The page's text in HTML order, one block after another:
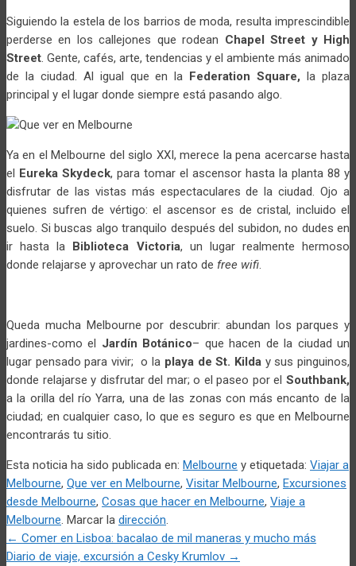
Siguiendo la estela de los barrios de moda, resulta imprescindible
perderse en los callejones que rodean Chapel Street y High
Street. Gente, cafés, arte, tendencias y el ambiente más animado
de la ciudad. Al igual que en la
Federation Square, la plaza
principal y el lugar donde siempre está pasando algo.
Ya en el Melbourne del siglo XXI, merece la pena acercarse hasta
el
Eureka Skydeck, para tomar el ascensor hasta la planta 88 y
disfrutar de las vistas más espectaculares de la ciudad. Ojo a
quienes sufren de vértigo: el ascensor es de cristal, incluido el
suelo. Si buscas algo tranquilo después del subidon, no dudes en
ir hasta la
Biblioteca Victoria, un lugar realmente hermoso
donde relajarse y aprovechar un rato de free wifi.
Queda mucha Melbourne por descubrir: abundan los parques y
jardines-como el Jardín Botánico– que hacen de la ciudad un
lugar pensado para vivir; o la playa de St. Kilda y sus pinguinos,
donde relajarse y disfrutar del mar; o el paseo por el Southbank,
a la orilla del río Yarra, una de las zonas con más encanto de la
ciudad; en cualquier caso, lo que es seguro es que en Melbourne
encontrarás tu sitio.
Esta noticia ha sido publicada en: Melbourne y etiquetada: Viajar a
Melbourne, Que ver en Melbourne, Visitar Melbourne, Excursiones
desde Melbourne, Cosas que hacer en Melbourne, Viaje a
Melbourne. Marcar la dirección.
Post
← Comer en Lisboa: bacalao de mil maneras y mucho más
Diario de viaje, excursión a Cesky Krumlov →